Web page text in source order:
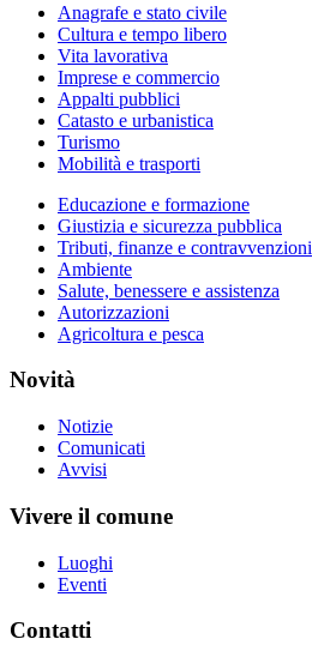
Anagrafe e stato civile
Cultura e tempo libero
Vita lavorativa
Imprese e commercio
Appalti pubblici
Catasto e urbanistica
Turismo
Mobilità e trasporti
Educazione e formazione
Giustizia e sicurezza pubblica
Tributi, finanze e contravvenzioni
Ambiente
Salute, benessere e assistenza
Autorizzazioni
Agricoltura e pesca
Novità
Notizie
Comunicati
Avvisi
Vivere il comune
Luoghi
Eventi
Contatti